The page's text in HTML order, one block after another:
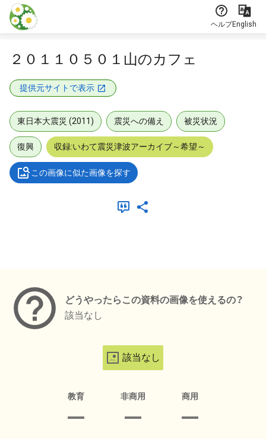
本文に飛ぶ
ヘルプEnglish
２０１１０５０１山のカフェ
提供元サイトで表示
東日本大震災 (2011) 震災への備え 被災状況
復興 収録:いわて震災津波アーカイブ～希望～
この画像に似た画像を探す
どうやったらこの資料の画像を使えるの？
該当なし
該当なし
教育 非商用 商用